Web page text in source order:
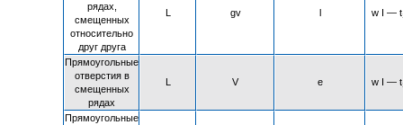
рядах,
смещенных
относительно
друг друга
L gv l w I — t
Прямоугольные
отверстия в
смещенных
рядах
L V e w I — t
Прямоугольные